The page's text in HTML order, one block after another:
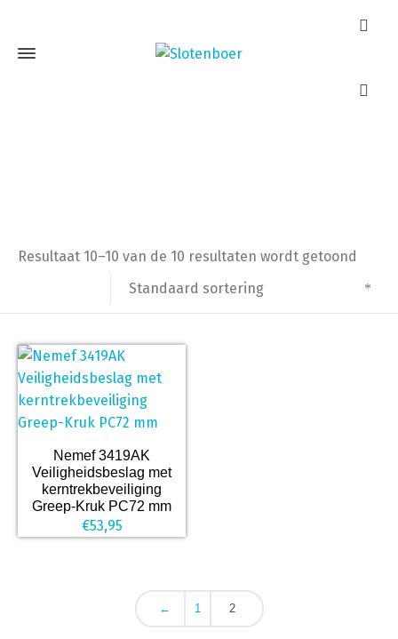
Resultaat 10–10 van de 10 resultaten wordt getoond
Standaard sortering
Nemef 3419AK
Veiligheidsbeslag met
kerntrekbeveiliging
Greep-Kruk PC72 mm
€53,95
← 1 2